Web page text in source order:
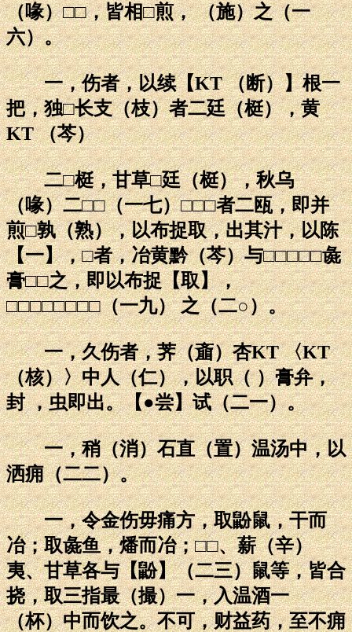
（喙）□□，皆相□煎， （施）之（一
六）。
一，伤者，以续【KT （断）】根一
把，独□长支（枝）者二廷（梃），黄
KT （芩）
二□梃，甘草□廷（梃），秋乌
（喙）二□□（一七）□□□者二瓯，即并
煎□孰（熟），以布捉取，出其汁，以陈
【一】，□者，冶黄黔（芩）与□□□□□彘
膏□□之，即以布捉【取】，
□□□□□□□□（一九） 之（二○）。
一，久伤者，荠（齑）杏KT 〈KT
（核）〉中人（仁），以职（ ）膏弁，
封 ，虫即出。【●尝】试（二一）。
一，稍（消）石直（置）温汤中，以
洒痈（二二）。
一，令金伤毋痛方，取鼢鼠，干而
冶；取彘鱼，燔而冶；□□、薪（辛）
夷、甘草各与【鼢】（二三）鼠等，皆合
挠，取三指最（撮）一，入温酒一
（杯）中而饮之。不可，财益药，至不痈